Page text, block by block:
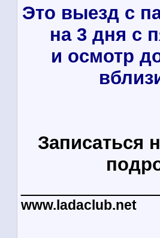
Это выезд с
на 3 дня с
и осмотр
Записаться
www.ladaclub.net